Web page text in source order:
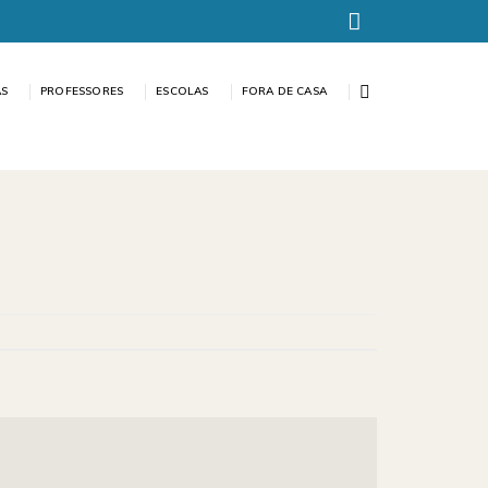
PROFESSORES ESCOLAS FORA DE CASA